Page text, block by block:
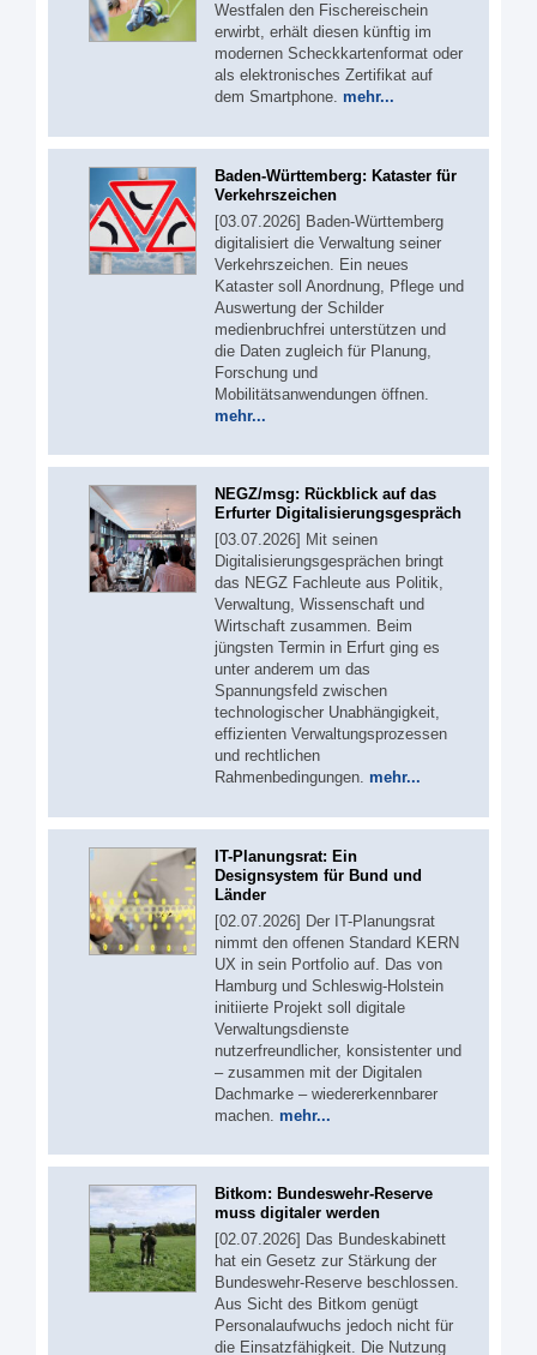
Westfalen den Fischereischein
erwirbt, erhält diesen künftig im
modernen Scheckkartenformat oder
als elektronisches Zertifikat auf
dem Smartphone. mehr...
Baden-Württemberg: Kataster für
Verkehrszeichen
[03.07.2026] Baden-Württemberg
digitalisiert die Verwaltung seiner
Verkehrszeichen. Ein neues
Kataster soll Anordnung, Pflege und
Auswertung der Schilder
medienbruchfrei unterstützen und
die Daten zugleich für Planung,
Forschung und
Mobilitätsanwendungen öffnen.
mehr...
NEGZ/msg: Rückblick auf das
Erfurter Digitalisierungsgespräch
[03.07.2026] Mit seinen
Digitalisierungsgesprächen bringt
das NEGZ Fachleute aus Politik,
Verwaltung, Wissenschaft und
Wirtschaft zusammen. Beim
jüngsten Termin in Erfurt ging es
unter anderem um das
Spannungsfeld zwischen
technologischer Unabhängigkeit,
effizienten Verwaltungsprozessen
und rechtlichen
Rahmenbedingungen. mehr...
IT-Planungsrat: Ein
Designsystem für Bund und
Länder
[02.07.2026] Der IT-Planungsrat
nimmt den offenen Standard KERN
UX in sein Portfolio auf. Das von
Hamburg und Schleswig-Holstein
initiierte Projekt soll digitale
Verwaltungsdienste
nutzerfreundlicher, konsistenter und
– zusammen mit der Digitalen
Dachmarke – wiedererkennbarer
machen. mehr...
Bitkom: Bundeswehr-Reserve
muss digitaler werden
[02.07.2026] Das Bundeskabinett
hat ein Gesetz zur Stärkung der
Bundeswehr-Reserve beschlossen.
Aus Sicht des Bitkom genügt
Personalaufwuchs jedoch nicht für
die Einsatzfähigkeit. Die Nutzung